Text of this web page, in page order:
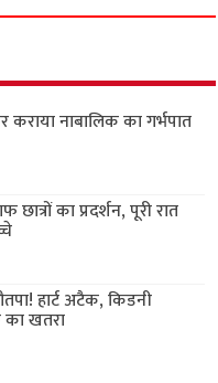
नाबालिक का गर्भपात
का प्रदर्शन, पूरी रात
हार्ट अटैक, किडनी
का खतरा